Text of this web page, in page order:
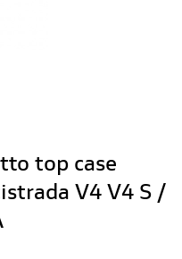
top case
V4 V4 S /